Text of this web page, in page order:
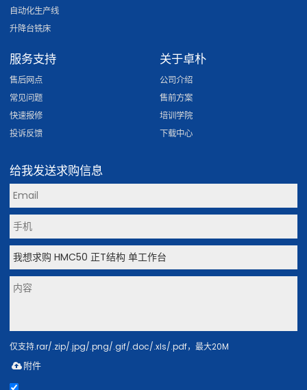
自动化生产线
升降台铣床
服务支持
售后网点
常见问题
快速报修
投诉反馈
关于卓朴
公司介绍
售前方案
培训学院
下载中心
给我发送求购信息
仅支持.rar/.zip/.jpg/.png/.gif/.doc/.xls/.pdf，最大20M
附件